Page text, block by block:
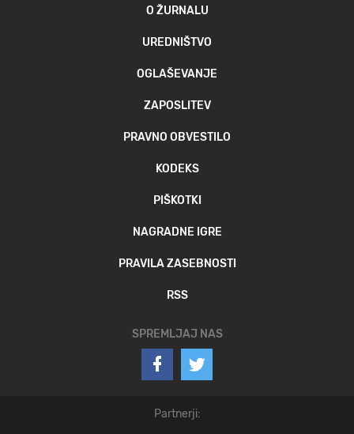
O ŽURNALU
UREDNIŠTVO
OGLAŠEVANJE
ZAPOSLITEV
PRAVNO OBVESTILO
KODEKS
PIŠKOTKI
NAGRADNE IGRE
PRAVILA ZASEBNOSTI
RSS
SPREMLJAJ NAS
Partnerji: